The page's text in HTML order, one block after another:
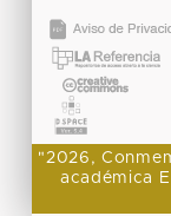
"2026,
académica